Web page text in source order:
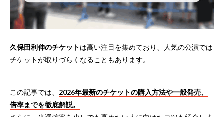
久保田利伸のチケットは高い注目を集めており、人気の公演では
チケットが取りづらくなることもあります。
この記事では、 2026年最新のチケットの購入方法や一般発売、
倍率までを徹底解説。